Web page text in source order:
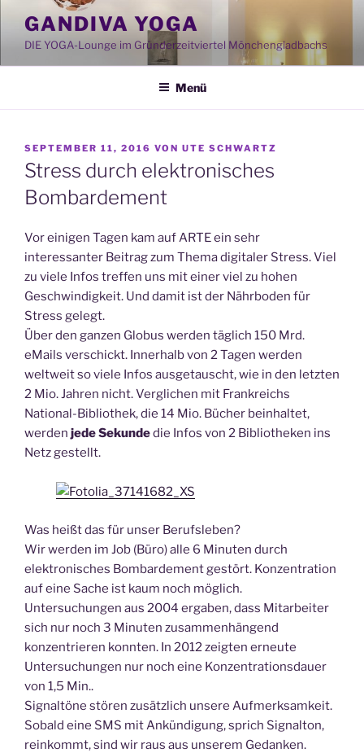
Inhalt
springen
GANDIVA YOGA
DIE YOGA-Lounge im Gründerzeitviertel Mönchengladbachs
Menü
VERÖFFENTLICHT
AM
SEPTEMBER 11, 2016 VON UTE SCHWARTZ
Stress durch elektronisches
Bombardement
Vor einigen Tagen kam auf ARTE ein sehr
interessanter Beitrag zum Thema digitaler Stress. Viel
zu viele Infos treffen uns mit einer viel zu hohen
Geschwindigkeit. Und damit ist der Nährboden für
Stress gelegt.
Über den ganzen Globus werden täglich 150 Mrd.
eMails verschickt. Innerhalb von 2 Tagen werden
weltweit so viele Infos ausgetauscht, wie in den letzten
2 Mio. Jahren nicht. Verglichen mit Frankreichs
National-Bibliothek, die 14 Mio. Bücher beinhaltet,
werden jede Sekundedie Infos von 2 Bibliotheken ins
Netz gestellt.
Was heißt das für unser Berufsleben?
Wir werden im Job (Büro) alle 6 Minuten durch
elektronisches Bombardement gestört. Konzentration
auf eine Sache ist kaum noch möglich.
Untersuchungen aus 2004 ergaben, dass Mitarbeiter
sich nur noch 3 Minuten zusammenhängend
konzentrieren konnten. In 2012 zeigten erneute
Untersuchungen nur noch eine Konzentrationsdauer
von 1,5 Min..
Signaltöne stören zusätzlich unsere Aufmerksamkeit.
Sobald eine SMS mit Ankündigung, sprich Signalton,
reinkommt, sind wir raus aus unserem Gedanken.